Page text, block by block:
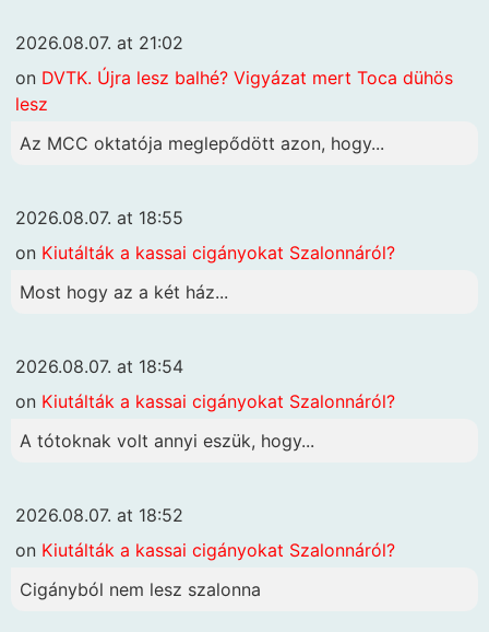
2026.08.07. at 21:02
on DVTK. Újra lesz balhé? Vigyázat mert Toca dühös
lesz
Az MCC oktatója meglepődött azon, hogy...
2026.08.07. at 18:55
on Kiutálták a kassai cigányokat Szalonnáról?
Most hogy az a két ház...
2026.08.07. at 18:54
on Kiutálták a kassai cigányokat Szalonnáról?
A tótoknak volt annyi eszük, hogy...
2026.08.07. at 18:52
on Kiutálták a kassai cigányokat Szalonnáról?
Cigányból nem lesz szalonna